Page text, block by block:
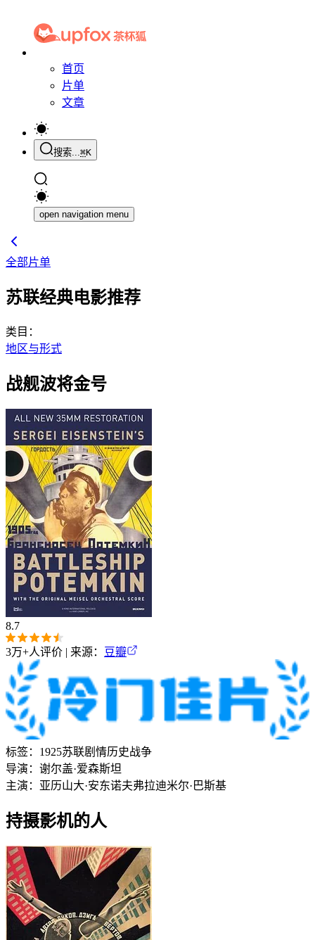
首页
片单
文章
搜索...⌘K
open navigation menu
全部片单
苏联经典电影推荐
类目：
地区与形式
战舰波将金号
8.7
3万+人评价 | 来源： 豆瓣
标签： 1925苏联剧情历史战争
导演： 谢尔盖·爱森斯坦
主演： 亚历山大·安东诺夫弗拉迪米尔·巴斯基
持摄影机的人